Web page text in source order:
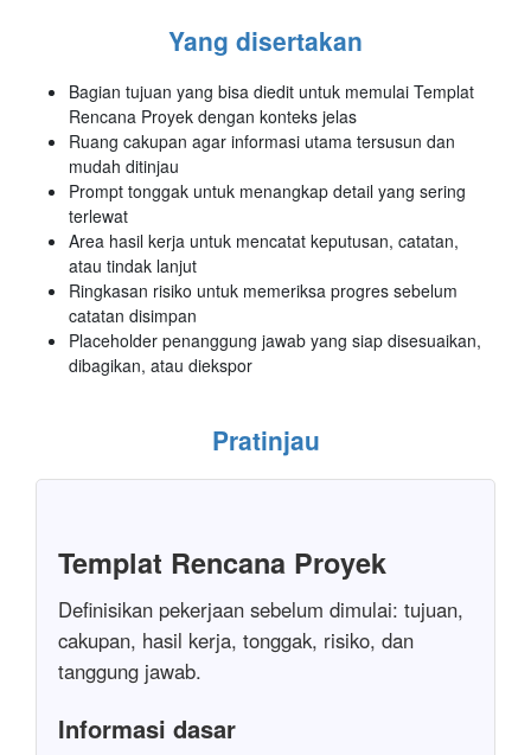
Yang disertakan
Bagian tujuan yang bisa diedit untuk memulai Templat
Rencana Proyek dengan konteks jelas
Ruang cakupan agar informasi utama tersusun dan
mudah ditinjau
Prompt tonggak untuk menangkap detail yang sering
terlewat
Area hasil kerja untuk mencatat keputusan, catatan,
atau tindak lanjut
Ringkasan risiko untuk memeriksa progres sebelum
catatan disimpan
Placeholder penanggung jawab yang siap disesuaikan,
dibagikan, atau diekspor
Pratinjau
Templat Rencana Proyek
Definisikan pekerjaan sebelum dimulai: tujuan,
cakupan, hasil kerja, tonggak, risiko, dan
tanggung jawab.
Informasi dasar